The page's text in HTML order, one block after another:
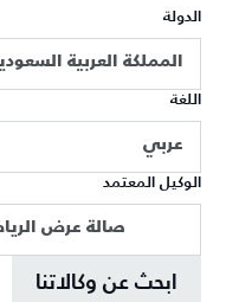
الدولة
المملكة العربية
اللغة
عربي
الوكيل المعتمد
صالة عرض
ابحث عن وكالاتنا